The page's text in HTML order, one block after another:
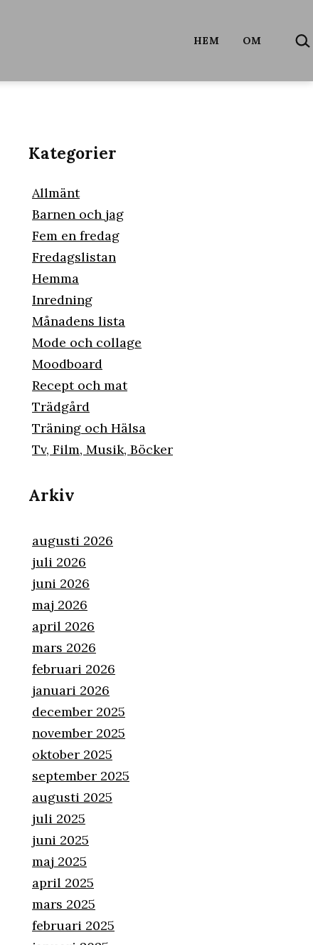
HEM OM
…
Kategorier
Allmänt
Barnen och jag
Fem en fredag
Fredagslistan
Hemma
Inredning
Månadens lista
Mode och collage
Moodboard
Recept och mat
Trädgård
Träning och Hälsa
Tv, Film, Musik, Böcker
Arkiv
augusti 2026
juli 2026
juni 2026
maj 2026
april 2026
mars 2026
februari 2026
januari 2026
december 2025
november 2025
oktober 2025
september 2025
augusti 2025
juli 2025
juni 2025
maj 2025
april 2025
mars 2025
februari 2025